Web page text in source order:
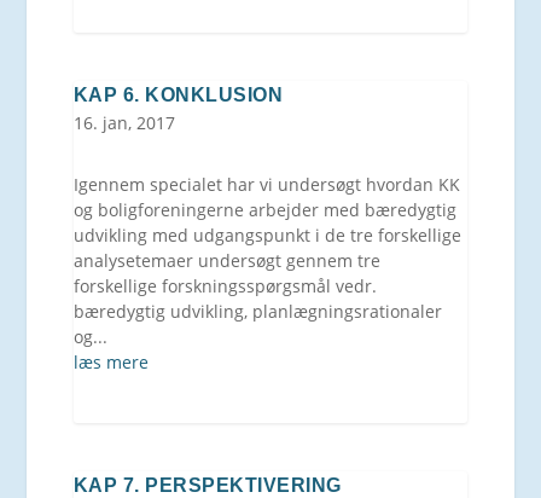
KAP 6. KONKLUSION
16. jan, 2017
Igennem specialet har vi undersøgt hvordan KK
og boligforeningerne arbejder med bæredygtig
udvikling med udgangspunkt i de tre forskellige
analysetemaer undersøgt gennem tre
forskellige forskningsspørgsmål vedr.
bæredygtig udvikling, planlægningsrationaler
og...
læs mere
KAP 7. PERSPEKTIVERING